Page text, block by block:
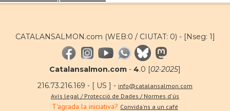
CATALANSALMON.com (WEB:0 / CIUTAT: 0) - [Nseg: 1]
Catalansalmon.com - 4.0 [02·2025]
216.73.216.169 - [ US ] - info@catalansalmon.com
Avís legal / Protecció de Dades / Normes d'ús
T'agrada la iniciativa? Convida'ns a un café